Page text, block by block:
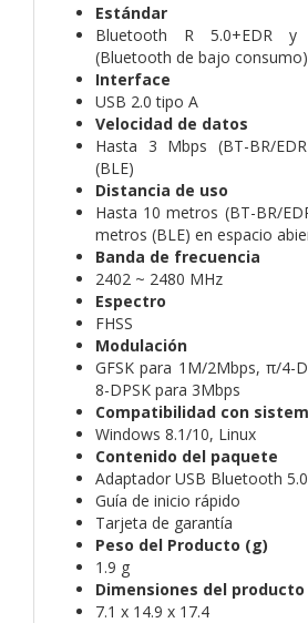
Estándar
Bluetooth R 5.0+EDR y
(Bluetooth de bajo consumo)
Interface
USB 2.0 tipo A
Velocidad de datos
Hasta 3 Mbps (BT-BR/
(BLE)
Distancia de uso
Hasta 10 metros (BT-BR/
metros (BLE) en espacio
Banda de frecuencia
2402 ~ 2480 MHz
Espectro
FHSS
Modulación
GFSK para 1M/2Mbps, π/4-
8-DPSK para 3Mbps
Compatibilidad con
Windows 8.1/10, Linux
Contenido del paquete
Adaptador USB Bluetooth 5.0
Guía de inicio rápido
Tarjeta de garantía
Peso del Producto (g)
1.9 g
Dimensiones del producto
7.1 x 14.9 x 17.4